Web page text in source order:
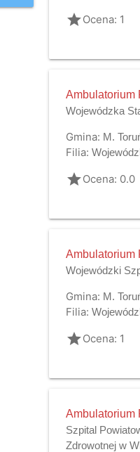
gradeOcena: 1
Ambulatorium
Wojewódzka
Gmina: M.
Filia:
gradeOcena: 0.0
Ambulatorium
Wojewódzki
Gmina: M.
Filia:
gradeOcena: 1
Ambulatorium
Szpital
Zdrowotnej w